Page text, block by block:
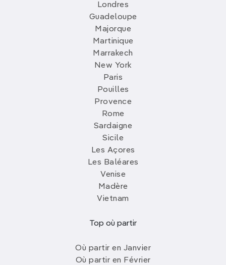
Londres
Guadeloupe
Majorque
Martinique
Marrakech
New York
Paris
Pouilles
Provence
Rome
Sardaigne
Sicile
Les Açores
Les Baléares
Venise
Madère
Vietnam
Top où partir
Où partir en Janvier
Où partir en Février